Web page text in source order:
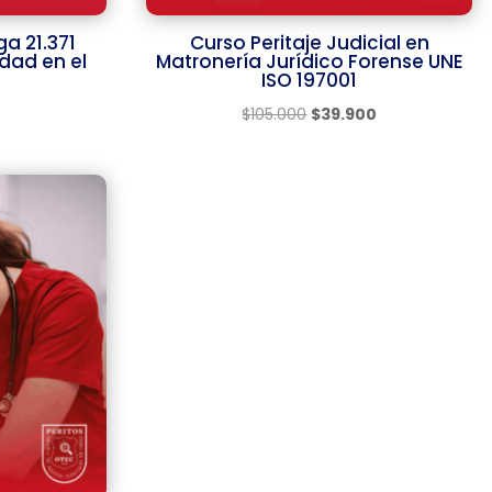
21.371
en el
Curso Peritaje Judicial en
Matronería Jurídico Forense UNE
ISO 197001
$105.000 El
$39.900